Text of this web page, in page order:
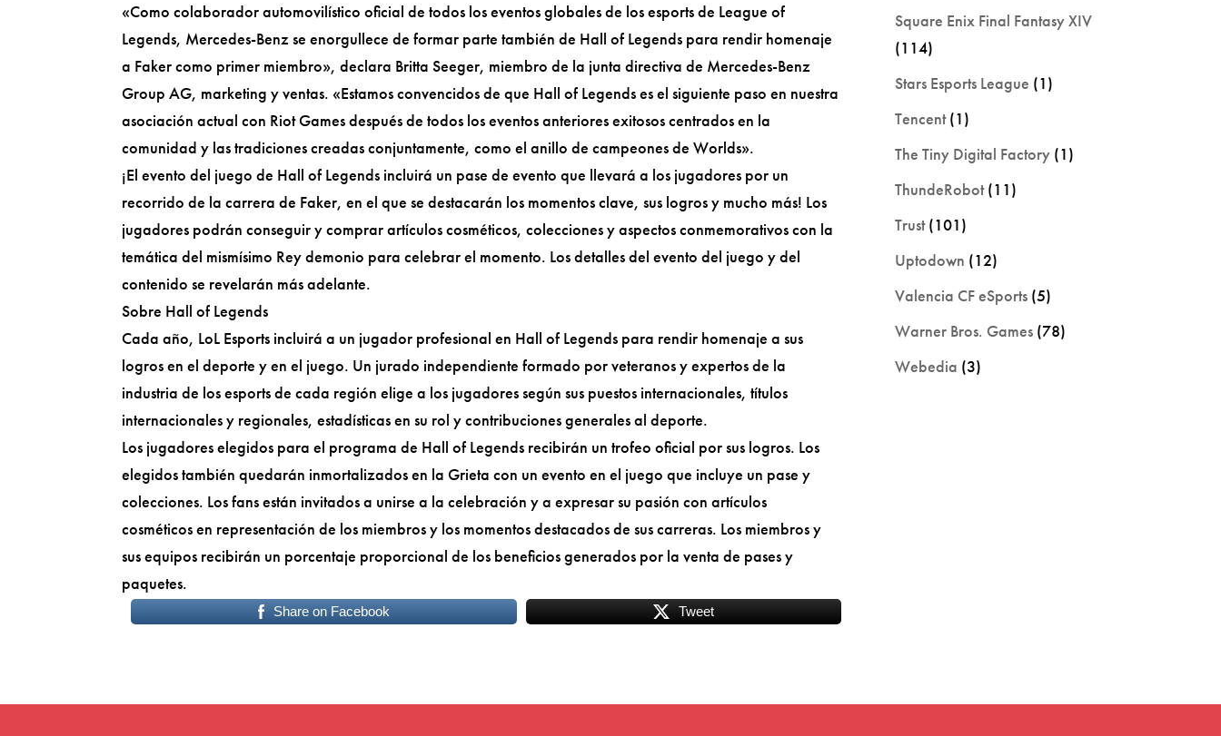
«Como colaborador automovilístico oficial de todos los eventos globales de los esports de League of
Legends, Mercedes-Benz se enorgullece de formar parte también de Hall of Legends para rendir homenaje
a Faker como primer miembro», declara Britta Seeger, miembro de la junta directiva de Mercedes-Benz
Group AG, marketing y ventas. «Estamos convencidos de que Hall of Legends es el siguiente paso en nuestra
asociación actual con Riot Games después de todos los eventos anteriores exitosos centrados en la
comunidad y las tradiciones creadas conjuntamente, como el anillo de campeones de Worlds».
¡El evento del juego de Hall of Legends incluirá un pase de evento que llevará a los jugadores por un
recorrido de la carrera de Faker, en el que se destacarán los momentos clave, sus logros y mucho más! Los
jugadores podrán conseguir y comprar artículos cosméticos, colecciones y aspectos conmemorativos con la
temática del mismísimo Rey demonio para celebrar el momento. Los detalles del evento del juego y del
contenido se revelarán más adelante.
Sobre Hall of Legends
Cada año, LoL Esports incluirá a un jugador profesional en Hall of Legends para rendir homenaje a sus
logros en el deporte y en el juego. Un jurado independiente formado por veteranos y expertos de la
industria de los esports de cada región elige a los jugadores según sus puestos internacionales, títulos
internacionales y regionales, estadísticas en su rol y contribuciones generales al deporte.
Los jugadores elegidos para el programa de Hall of Legends recibirán un trofeo oficial por sus logros. Los
elegidos también quedarán inmortalizados en la Grieta con un evento en el juego que incluye un pase y
colecciones. Los fans están invitados a unirse a la celebración y a expresar su pasión con artículos
cosméticos en representación de los miembros y los momentos destacados de sus carreras. Los miembros y
sus equipos recibirán un porcentaje proporcional de los beneficios generados por la venta de pases y
paquetes.
Share on Facebook Tweet
Square Enix Final Fantasy XIV
(114)
Stars Esports League (1)
Tencent(1)
The Tiny Digital Factory (1)
ThundeRobot(11)
Trust(101)
Uptodown (12)
Valencia CF eSports (5)
Warner Bros. Games (78)
Webedia (3)